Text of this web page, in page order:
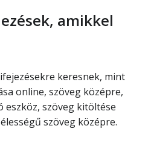
amikkel
keresnek, mint
online, szöveg középre,
eszköz, szöveg kitöltése
szöveg középre.